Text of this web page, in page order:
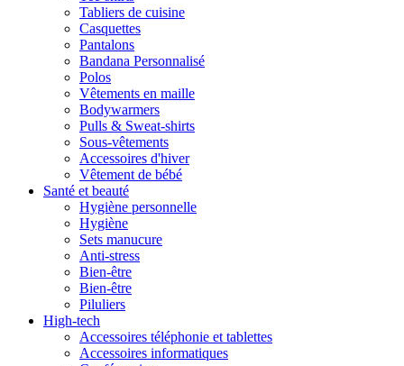
Tabliers de cuisine
Casquettes
Pantalons
Bandana Personnalisé
Polos
Vêtements en maille
Bodywarmers
Pulls & Sweat-shirts
Sous-vêtements
Accessoires d'hiver
Vêtement de bébé
Santé et beauté
Hygiène personnelle
Hygiène
Sets manucure
Anti-stress
Bien-être
Bien-être
Piluliers
High-tech
Accessoires téléphonie et tablettes
Accessoires informatiques